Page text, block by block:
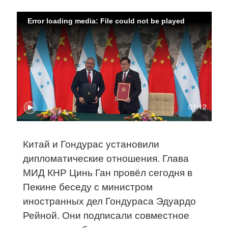
01:12
Error loading media: File could not be played
Китай и Гондурас установили
дипломатические отношения. Глава
МИД КНР Цинь Ган провёл сегодня в
Пекине беседу с министром
иностранных дел Гондураса Эдуардо
Рейной. Они подписали совместное